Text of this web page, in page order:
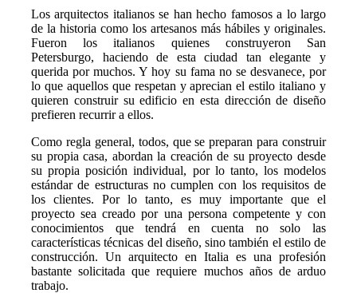
Los arquitectos italianos se han hecho famosos a lo largo
de la historia como los artesanos más hábiles y originales.
Fueron los italianos quienes construyeron San
Petersburgo, haciendo de esta ciudad tan elegante y
querida por muchos. Y hoy su fama no se desvanece, por
lo que aquellos que respetan y aprecian el estilo italiano y
quieren construir su edificio en esta dirección de diseño
prefieren recurrir a ellos.
Como regla general, todos, que se preparan para construir
su propia casa, abordan la creación de su proyecto desde
su propia posición individual, por lo tanto, los modelos
estándar de estructuras no cumplen con los requisitos de
los clientes. Por lo tanto, es muy importante que el
proyecto sea creado por una persona competente y con
conocimientos que tendrá en cuenta no solo las
características técnicas del diseño, sino también el estilo de
construcción. Un arquitecto en Italia es una profesión
bastante solicitada que requiere muchos años de arduo
trabajo.